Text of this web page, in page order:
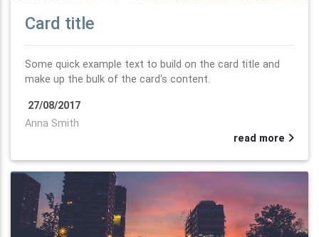
Card title
Some quick example text to build on the card title and
make up the bulk of the card's content.
27/08/2017
Anna Smith
read more